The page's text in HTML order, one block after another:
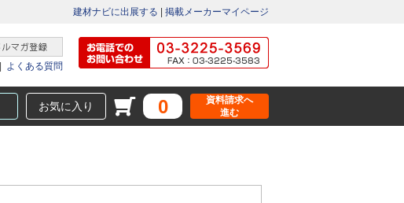
建材ナビに出展する 掲載メーカーマイページ
よくある質問
お気に入り 0
資料請求へ
進む